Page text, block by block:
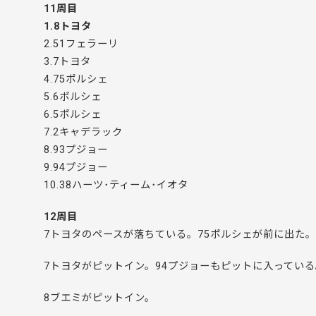
11周目
1.8トヨタ
2.51フェラーリ
3.7トヨタ
4.75ポルシェ
5.6ポルシェ
6.5ポルシェ
7.2キャデラック
8.93プジョー
9.94プジョー
10.38ハーツ･ティーム･イオタ
12周目
7トヨタのペースが落ちている。75ポルシェが前に出た。
7トヨタがピットイン。94プジョーもピットに入ってい
8ブエミがピットイン。